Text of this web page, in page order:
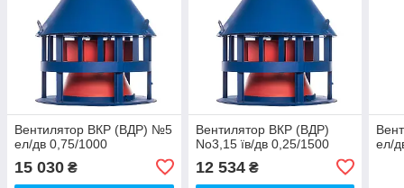
Вентилятор ВКР (ВДР) №5
ел/дв 0,75/1000
15 030 ₴
Вентилятор ВКР (ВДР)
No3,15 їв/дв 0,25/1500
12 534₴
ел/